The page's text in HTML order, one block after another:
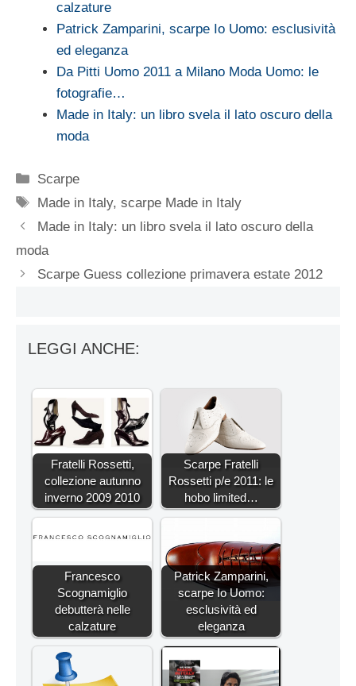
calzature
Patrick Zamparini, scarpe Io Uomo: esclusività
ed eleganza
Da Pitti Uomo 2011 a Milano Moda Uomo: le
fotografie…
Made in Italy: un libro svela il lato oscuro della
moda
Categorie
Scarpe
Tag
Made in Italy,scarpe Made in Italy
Made in Italy: un libro svela il lato oscuro della
moda
Scarpe Guess collezione primavera estate 2012
LEGGI ANCHE:
Fratelli Rossetti,
collezione autunno
inverno 2009 2010
Scarpe Fratelli
Rossetti p/e 2011: le
hobo limited…
Francesco
Scognamiglio
debutterà nelle
calzature
Patrick Zamparini,
scarpe Io Uomo:
esclusività ed
eleganza